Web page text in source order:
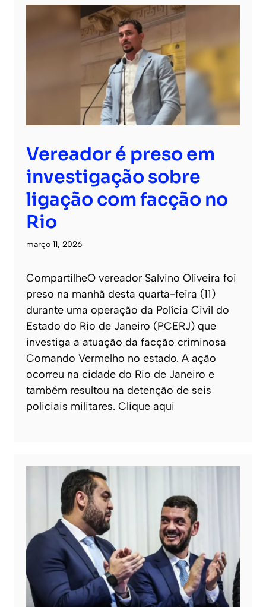
Vereador é preso em
investigação sobre
ligação com facção no
Rio
março 11, 2026
CompartilheO vereador Salvino Oliveira foi
preso na manhã desta quarta-feira (11)
durante uma operação da Polícia Civil do
Estado do Rio de Janeiro (PCERJ) que
investiga a atuação da facção criminosa
Comando Vermelho no estado. A ação
ocorreu na cidade do Rio de Janeiro e
também resultou na detenção de seis
policiais militares. Clique aqui